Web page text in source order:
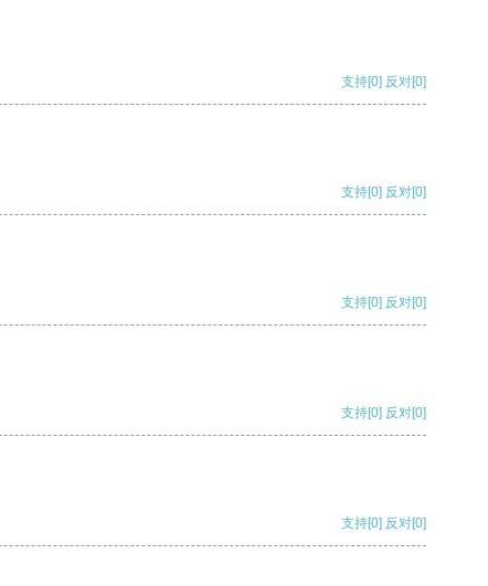
支持[0] 反对[0]
支持[0] 反对[0]
支持[0] 反对[0]
支持[0] 反对[0]
支持[0] 反对[0]